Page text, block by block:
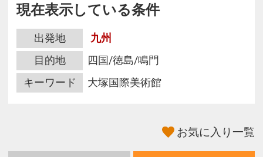
現在表示している条件
出発地
九州
目的地
四国/徳島/鳴門
キーワード
大塚国際美術館
お気に入り一覧